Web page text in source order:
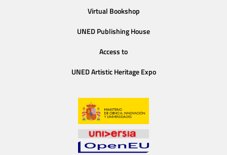
Virtual Bookshop
UNED Publishing House
Access to
UNED Artistic Heritage Expo